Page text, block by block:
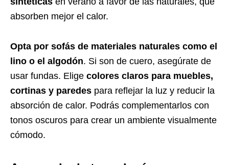
absorben mejor el calor.
Opta por sofás de materiales naturales como el
lino o el algodón. Si son de cuero, asegúrate de
usar fundas. Elige colores claros para muebles,
cortinas y paredes para reflejar la luz y reducir la
absorción de calor. Podrás complementarlos con
tonos oscuros para crear un ambiente visualmente
cómodo.